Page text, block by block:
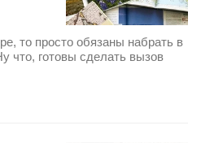
то просто обязаны набрать в
что, готовы сделать вызов